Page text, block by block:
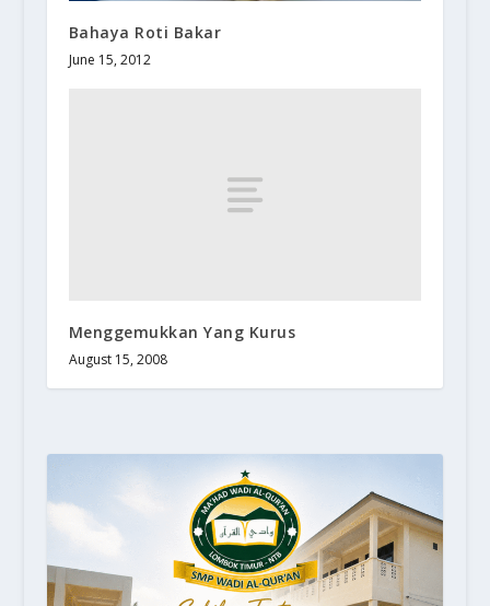
Bahaya Roti Bakar
June 15, 2012
Menggemukkan Yang Kurus
August 15, 2008